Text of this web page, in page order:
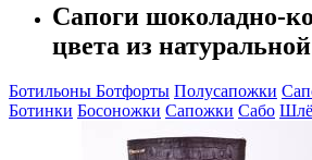
Cапоги шоколадно-
цвета из
Ботильоны Ботфорты Полусапожки
Ботинки Босоножки Сапожки Сабо